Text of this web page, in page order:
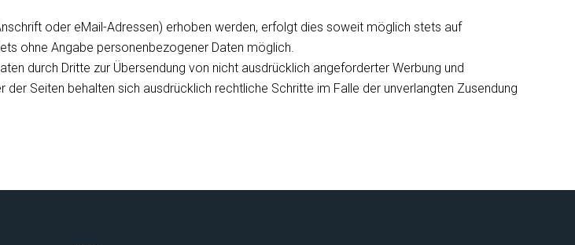
oder eMail-Adressen) erhoben werden, erfolgt dies soweit möglich stets auf
ohne Angabe personenbezogener Daten möglich.
durch Dritte zur Übersendung von nicht ausdrücklich angeforderter Werbung und
Seiten behalten sich ausdrücklich rechtliche Schritte im Falle der unverlangten Zusendung